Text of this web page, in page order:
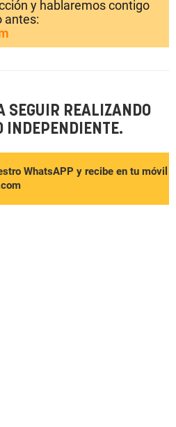
y hablaremos contigo
antes:
SEGUIR REALIZANDO
INDEPENDIENTE.
WhatsAPP y recibe en tu móvil